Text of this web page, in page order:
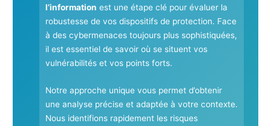
l’information est une étape clé pour évaluer la
robustesse de vos dispositifs de protection. Face
à des cybermenaces toujours plus sophistiquées,
il est essentiel de savoir où se situent vos
vulnérabilités et vos points forts.
Notre approche unique vous permet d’obtenir
une analyse précise et adaptée à votre contexte.
Nous identifions rapidement les risques